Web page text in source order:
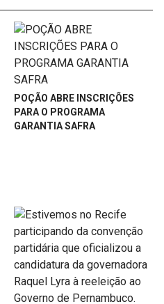
POÇÃO ABRE INSCRIÇÕES
PARA O PROGRAMA
GARANTIA SAFRA